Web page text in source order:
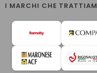
I MARCHI CHE